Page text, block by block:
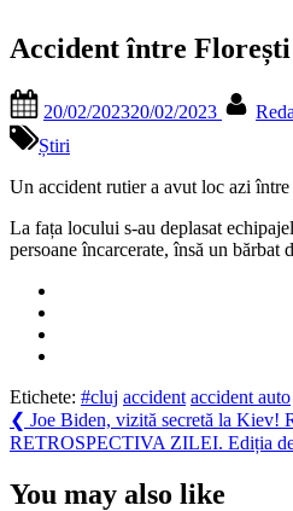
Accident între
on
20/02/202320/02/2023
Știri
Un accident rutier a avut loc azi
La fața locului s-au deplasat
persoane încarcerate, însă un bărbat
Etichete: #cluj accident accident auto
Navigare
în
articole
❮ Previous
Post:
Joe Biden, vizită secretă la Kiev!
Next
RETROSPECTIVA ZILEI. Ediția de
You may also like